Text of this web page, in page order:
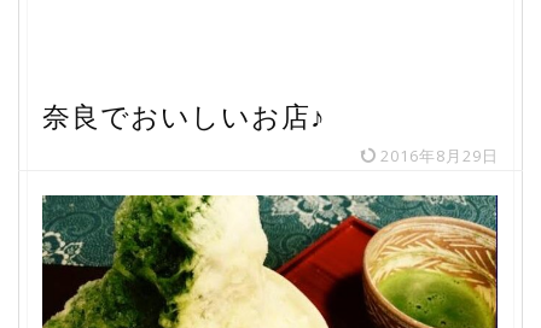
奈良でおいしいお店♪
2016年8月29日